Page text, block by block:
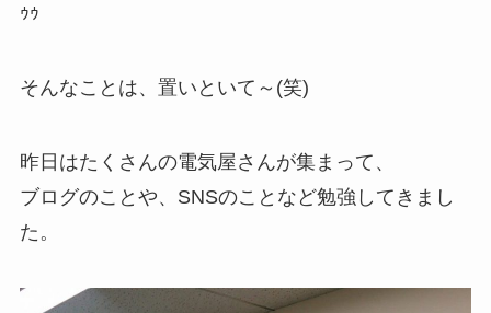
ｩｩ
そんなことは、置いといて～(笑)
昨日はたくさんの電気屋さんが集まって、
ブログのことや、SNSのことなど勉強してきまし
た。